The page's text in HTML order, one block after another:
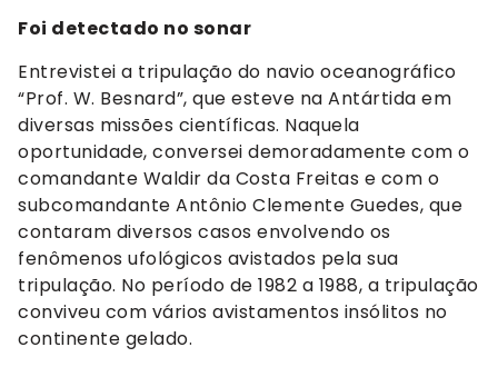
Foi detectado no sonar
Entrevistei a tripulação do navio oceanográfico
“Prof. W. Besnard”, que esteve na Antártida em
diversas missões científicas. Naquela
oportunidade, conversei demoradamente com o
comandante Waldir da Costa Freitas e com o
subcomandante Antônio Clemente Guedes, que
contaram diversos casos envolvendo os
fenômenos ufológicos avistados pela sua
tripulação. No período de 1982 a 1988, a tripulação
conviveu com vários avistamentos insólitos no
continente gelado.